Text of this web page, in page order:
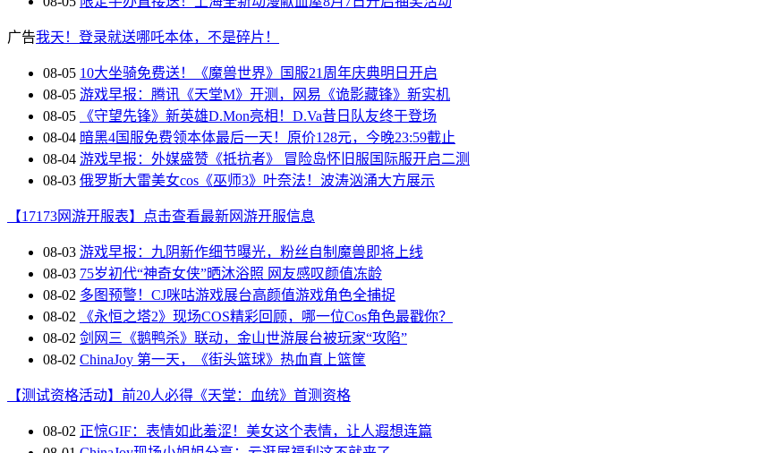
Krafto新作出征科隆展，《绝地求生》衍生FPS全球首秀
08-05
限定手办直接送！上海全新动漫献血屋8月7日开启抽奖活动
广告 我天！登录就送哪吒本体，不是碎片！
10大坐骑免费送！《魔兽世界》国服21周年庆典明日开启
游戏早报：腾讯《天堂M》开测，网易《诡影藏锋》新实机
《守望先锋》新英雄D.Mon亮相！D.Va昔日队友终于登场
暗黑4国服免费领本体最后一天！原价128元，今晚23:59截止
游戏早报：外媒盛赞《抵抗者》 冒险岛怀旧服国际服开启二测
08-03 俄罗斯大雷美女cos《巫师3》叶奈法！波涛汹涌大方展示
【17173网游开服表】点击查看最新网游开服信息
游戏早报：九阴新作细节曝光，粉丝自制魔兽即将上线
75岁初代“神奇女侠”晒沐浴照 网友感叹颜值冻龄
多图预警！CJ咪咕游戏展台高颜值游戏角色全捕捉
《永恒之塔2》现场COS精彩回顾，哪一位Cos角色最戳你？
剑网三《鹅鸭杀》联动，金山世游展台被玩家“攻陷”
08-02 ChinaJoy 第一天，《街头篮球》热血直上篮筐
【测试资格活动】前20人必得《天堂：血统》首测资格